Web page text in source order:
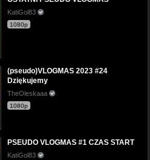
KatiGol83
1080p
(pseudo)VLOGMAS 2023 #24
Dziękujemy
TheOleskaaa
1080p
PSEUDO VLOGMAS #1 CZAS START
KatiGol83